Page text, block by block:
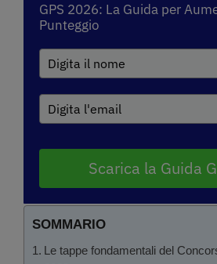
GPS 2026: La Guida per
Punteggio
Scarica la Guida
SOMMARIO
Le tappe fondamentali del